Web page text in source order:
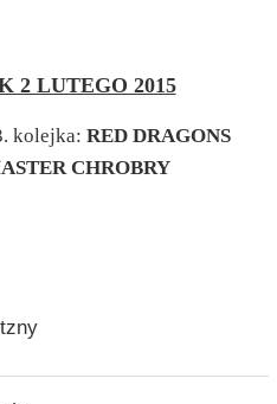
2 LUTEGO 2015
kolejka: RED DRAGONS
CHROBRY